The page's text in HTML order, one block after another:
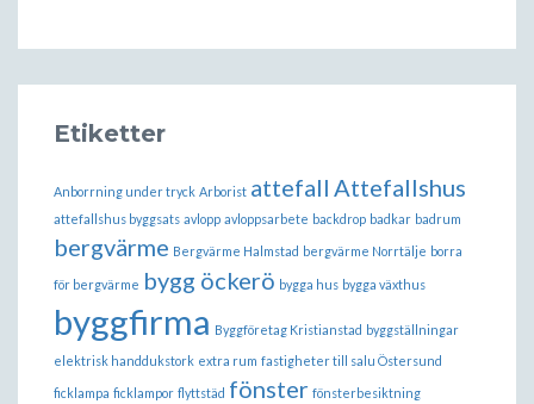
Etiketter
Anborrning under tryck Arborist attefall Attefallshus
attefallshus byggsats avlopp avloppsarbete backdrop badkar badrum
bergvärme Bergvärme Halmstad bergvärme Norrtälje borra
för bergvärme bygg öckerö bygga hus bygga växthus
byggfirma Byggföretag Kristianstad byggställningar
elektrisk handdukstork extra rum fastigheter till salu Östersund
ficklampa ficklampor flyttstäd fönster fönsterbesiktning